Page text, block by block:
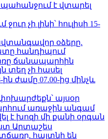
պահանջում է վտարել
չի լինի՝ հուլիսի 15-
օձերը.
հանդիպում
ճանապարհին
տեղ չի հասել
ին ժամը 07.00-ից մինչև
այսօր
առաջին անգամ
է խոզի մի քանի օրգան
Արտաշես
հայտնի են